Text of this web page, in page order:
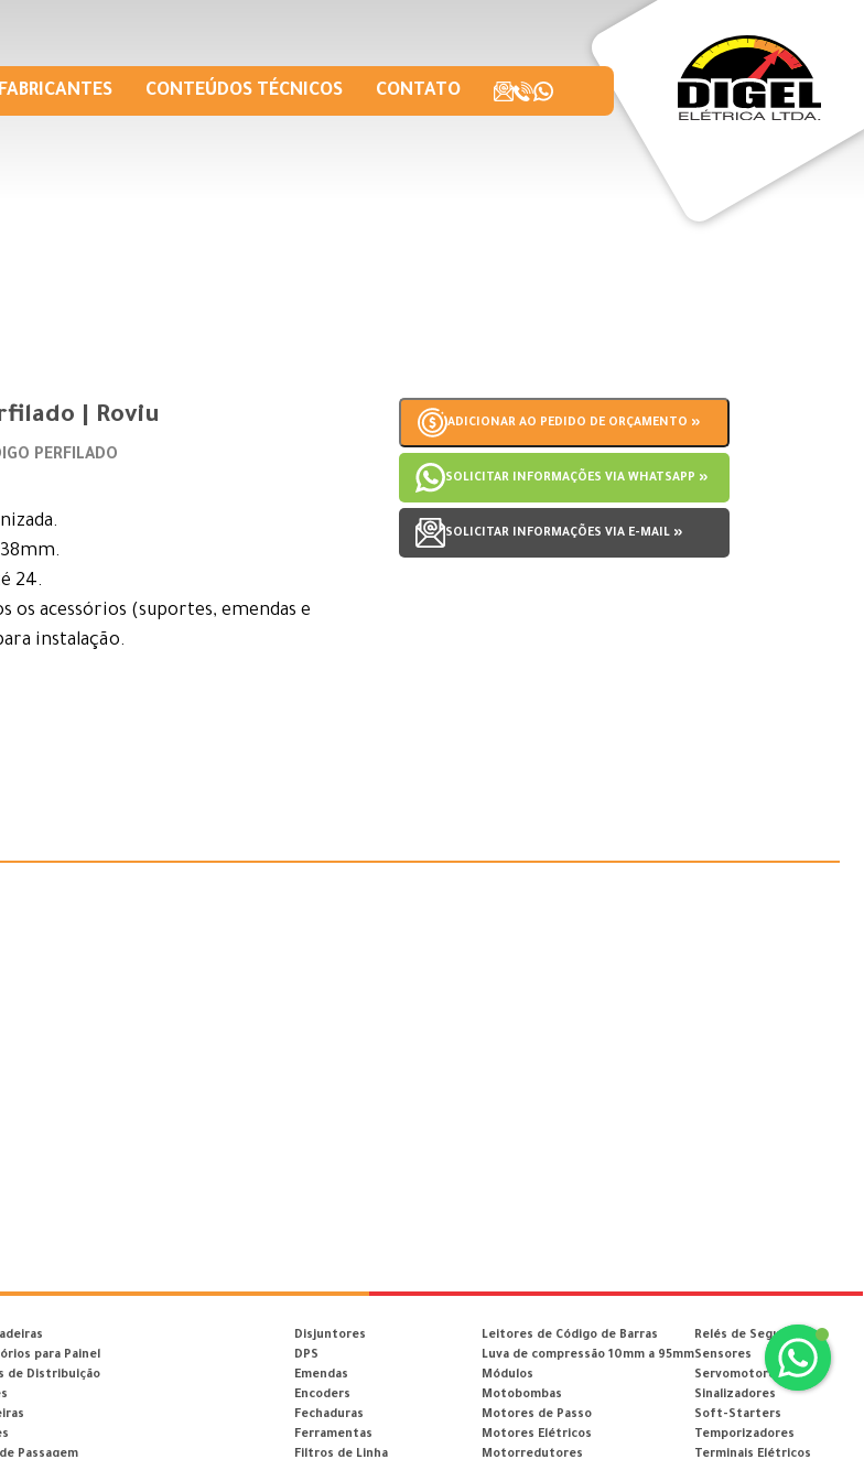
FABRICANTES CONTEÚDOS TÉCNICOS CONTATO
| Roviu
PERFILADO
24.
os acessórios (suportes, emendas e
instalação.
ADICIONAR AO PEDIDO DE ORÇAMENTO »
SOLICITAR INFORMAÇÕES VIA WHATSAPP »
SOLICITAR INFORMAÇÕES VIA E-MAIL »
para Painel
de Distribuição
Passagem
Disjuntores
DPS
Emendas
Encoders
Fechaduras
Ferramentas
Filtros de Linha
Leitores de Código de Barras
Luva de compressão 10mm a 95mm
Módulos
Motobombas
Motores de Passo
Motores Elétricos
Motorredutores
Relés de Segurança
Sensores
Servomotores
Sinalizadores
Soft-Starters
Temporizadores
Terminais Elétricos